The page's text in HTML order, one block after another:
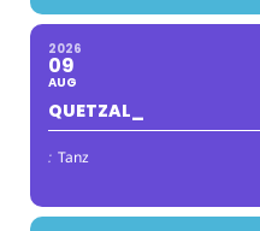
2026
09
AUG
QUETZAL_
: Tanz